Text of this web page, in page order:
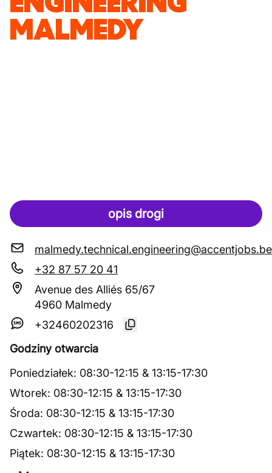
MALMEDY
opis drogi
malmedy.technical.engineering@accentjobs.be
+32 87 57 20 41
Avenue des Alliés 65/67
4960 Malmedy
+32460202316
Godziny otwarcia
Poniedziałek: 08:30-12:15 & 13:15-17:30
Wtorek: 08:30-12:15 & 13:15-17:30
Środa: 08:30-12:15 & 13:15-17:30
Czwartek: 08:30-12:15 & 13:15-17:30
Piątek: 08:30-12:15 & 13:15-17:30